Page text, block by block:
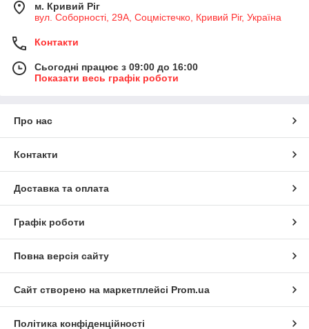
м. Кривий Ріг
вул. Соборності, 29А, Соцмістечко, Кривий Ріг, Україна
Контакти
Сьогодні працює з 09:00 до 16:00
Показати весь графік роботи
Про нас
Контакти
Доставка та оплата
Графік роботи
Повна версія сайту
Сайт створено на маркетплейсі Prom.ua
Політика конфіденційності